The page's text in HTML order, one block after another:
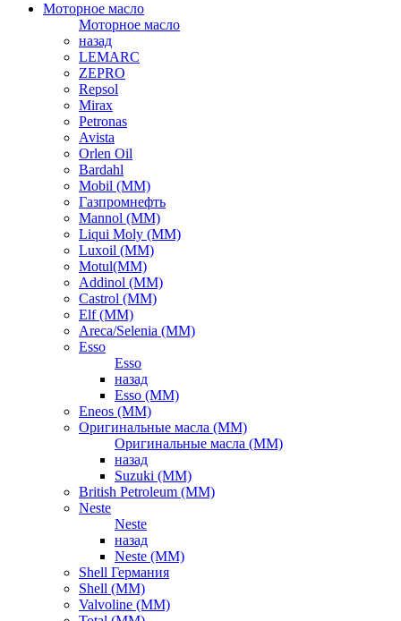
Моторное масло
Моторное масло
назад
LEMARC
ZEPRO
Repsol
Mirax
Petronas
Avista
Orlen Oil
Bardahl
Mobil (ММ)
Газпромнефть
Mannol (ММ)
Liqui Moly (ММ)
Luxoil (ММ)
Motul(ММ)
Addinol (ММ)
Castrol (ММ)
Elf (ММ)
Areca/Selenia (ММ)
Esso
Esso
назад
Esso (ММ)
Eneos (ММ)
Оригинальные масла (ММ)
Оригинальные масла (ММ)
назад
Suzuki (ММ)
British Petroleum (ММ)
Neste
Neste
назад
Neste (ММ)
Shell Германия
Shell (ММ)
Valvoline (ММ)